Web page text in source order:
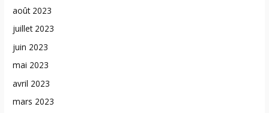
août 2023
juillet 2023
juin 2023
mai 2023
avril 2023
mars 2023